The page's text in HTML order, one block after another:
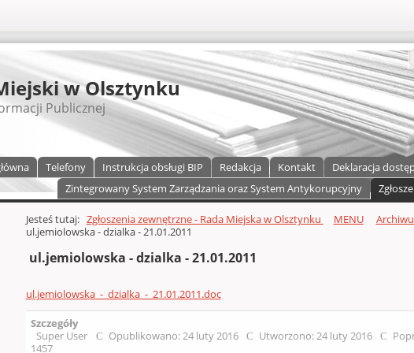
w Olsztynku
Publicznej
Telefony Instrukcja obsługi BIP Redakcja Kontakt Deklaracja
Zintegrowany System Zarządzania oraz System Antykorupcyjny
kolumna)
Głównej zawartości
Jesteś tutaj: Zgłoszenia zewnętrzne - Rada Miejska w Olsztynku MENU
ul.jemiolowska - dzialka - 21.01.2011
ul.jemiolowska - dzialka - 21.01.2011
ul.jemiolowska_-_dzialka_-_21.01.2011.doc
Szczegóły
Super User
Opublikowano: 24 luty 2016 Utworzono: 24 luty 2016
1457